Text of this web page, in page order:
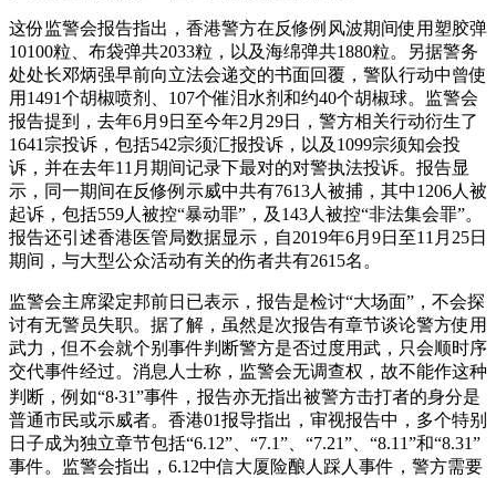
这份监警会报告指出，香港警方在反修例风波期间使用塑胶弹
10100粒、布袋弹共2033粒，以及海绵弹共1880粒。另据警务
处处长邓炳强早前向立法会递交的书面回覆，警队行动中曾使
用1491个胡椒喷剂、107个催泪水剂和约40个胡椒球。监警会
报告提到，去年6月9日至今年2月29日，警方相关行动衍生了
1641宗投诉，包括542宗须汇报投诉，以及1099宗须知会投
诉，并在去年11月期间记录下最对的对警执法投诉。报告显
示，同一期间在反修例示威中共有7613人被捕，其中1206人被
起诉，包括559人被控“暴动罪”，及143人被控“非法集会罪”。
报告还引述香港医管局数据显示，自2019年6月9日至11月25日
期间，与大型公众活动有关的伤者共有2615名。
监警会主席梁定邦前日已表示，报告是检讨“大场面”，不会探
讨有无警员失职。据了解，虽然是次报告有章节谈论警方使用
武力，但不会就个别事件判断警方是否过度用武，只会顺时序
交代事件经过。消息人士称，监警会无调查权，故不能作这种
判断，例如“8‧31”事件，报告亦无指出被警方击打者的身分是
普通市民或示威者。香港01报导指出，审视报告中，多个特别
日子成为独立章节包括“6.12”、“7.1”、“7.21”、“8.11”和“8.31”
事件。监警会指出，6.12中信大厦险酿人踩人事件，警方需要